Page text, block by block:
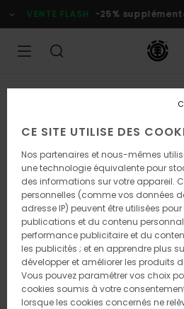
l'information
VENTE FLASH -25%
CE SITE UTILISE DES
Nos partenaires et nous-mêmes
une technologie équivalente pour
des informations sur votre appareil.
personnelles (comme vos données
adresse IP) peuvent être utilisées
publications et du contenu
performance publicitaire et du
les publicités ; et en apprendre plus
développer et améliorer les produits
Vous pouvez paramétrer vos choix
cookies soumis à votre
lorsque les cookies concernés ne